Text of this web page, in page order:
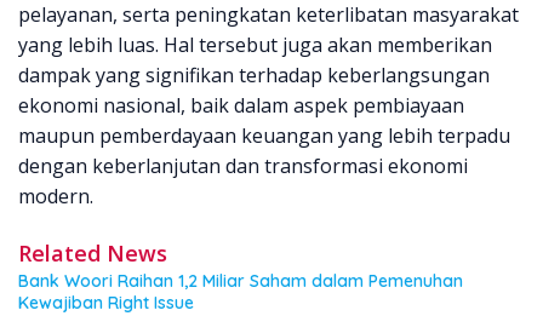
pelayanan, serta peningkatan keterlibatan masyarakat
yang lebih luas. Hal tersebut juga akan memberikan
dampak yang signifikan terhadap keberlangsungan
ekonomi nasional, baik dalam aspek pembiayaan
maupun pemberdayaan keuangan yang lebih terpadu
dengan keberlanjutan dan transformasi ekonomi
modern.
Related News
Bank Woori Raihan 1,2 Miliar Saham dalam Pemenuhan
Kewajiban Right Issue